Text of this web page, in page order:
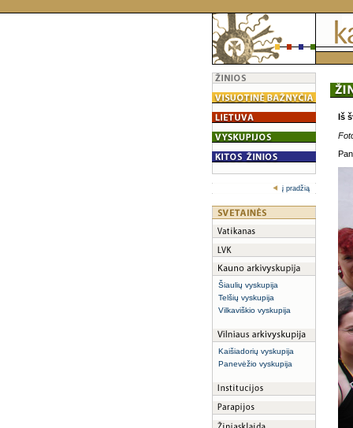
į pradžią
Šiaulių vyskupija
Telšių vyskupija
Vilkaviškio vyskupija
Kaišiadorių vyskupija
Panevėžio vyskupija
Iš